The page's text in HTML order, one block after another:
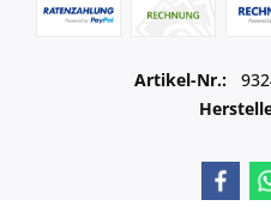
Artikel-Nr.: